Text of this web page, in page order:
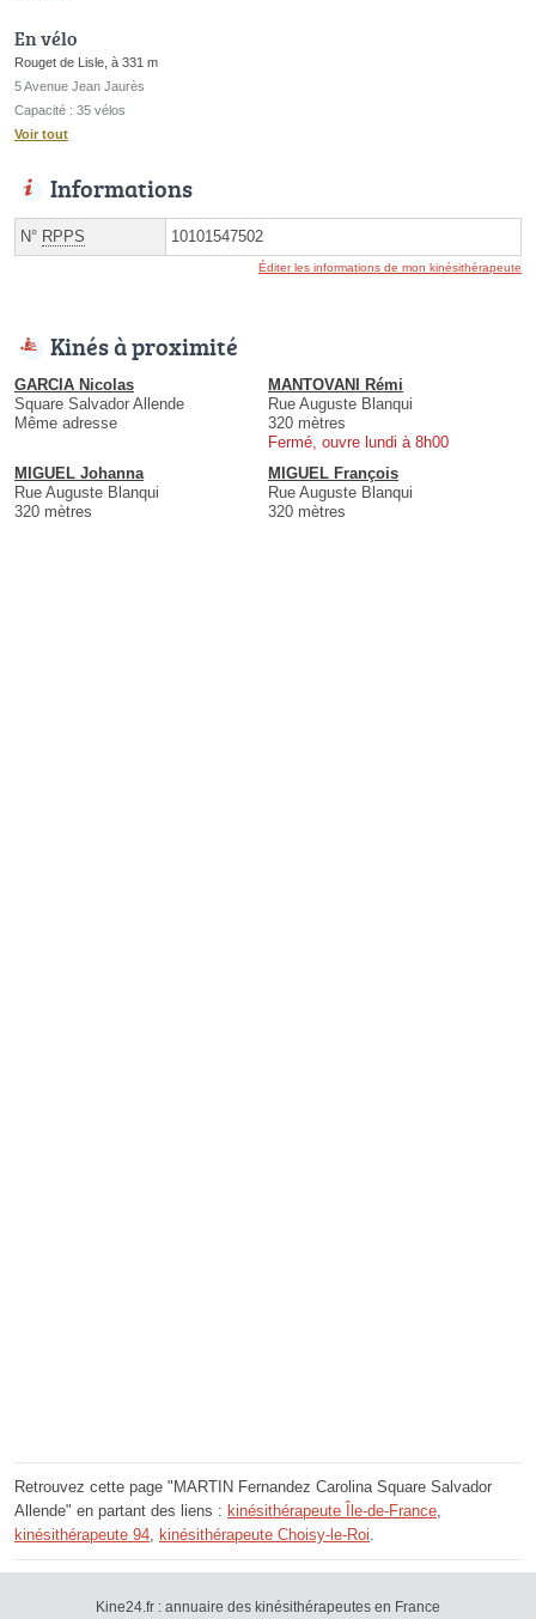
En vélo
Rouget de Lisle, à 331 m
5 Avenue Jean Jaurès
Capacité : 35 vélos
Voir tout
Informations
N° RPPS 10101547502
Éditer les informations de mon kinésithérapeute
Kinés à proximité
GARCIA Nicolas
Square Salvador Allende
Même adresse
MANTOVANI Rémi
Rue Auguste Blanqui
320 mètres
Fermé, ouvre lundi à 8h00
MIGUEL Johanna
Rue Auguste Blanqui
320 mètres
MIGUEL François
Rue Auguste Blanqui
320 mètres
Retrouvez cette page "MARTIN Fernandez Carolina Square Salvador
Allende" en partant des liens : kinésithérapeute Île-de-France
kinésithérapeute 94 kinésithérapeute Choisy-le-Roi
Kine24.fr : annuaire des kinésithérapeutes en France